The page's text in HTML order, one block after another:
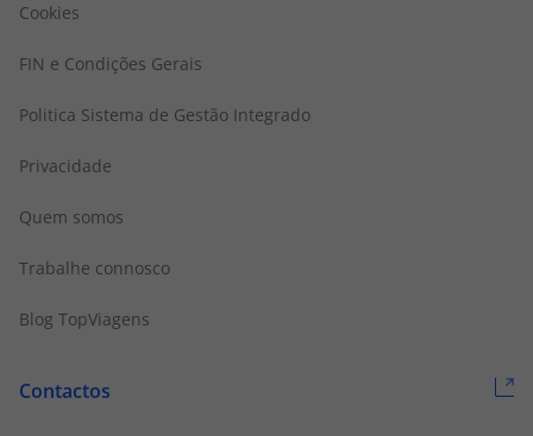
Cookies
FIN e Condições Gerais
Politica Sistema de Gestão Integrado
Privacidade
Quem somos
Trabalhe connosco
Blog TopViagens
Contactos